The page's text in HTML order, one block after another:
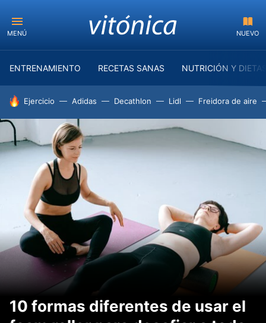
MENÚ NUEVO
ENTRENAMIENTO RECETAS SANAS NUTRICIÓN Y
HOY SE HABLA DE
Ejercicio Adidas Decathlon Lidl Freidora de aire
10 formas diferentes de usar el